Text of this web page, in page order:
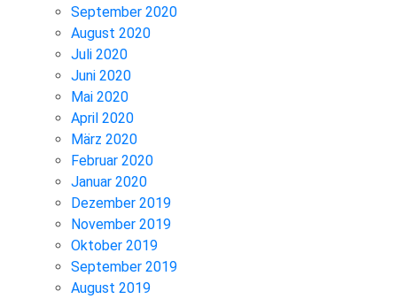
September 2020
August 2020
Juli 2020
Juni 2020
Mai 2020
April 2020
März 2020
Februar 2020
Januar 2020
Dezember 2019
November 2019
Oktober 2019
September 2019
August 2019